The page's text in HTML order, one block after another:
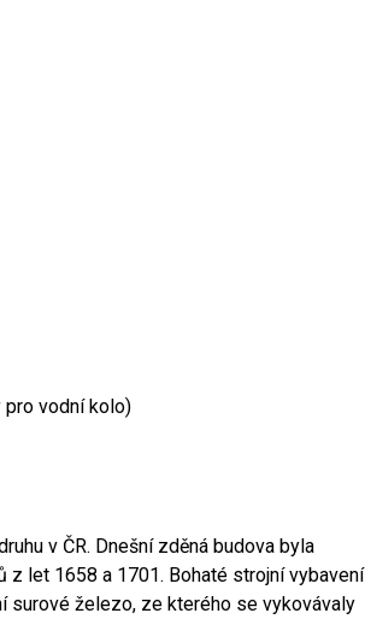
pro vodní kolo)
v ČR. Dnešní zděná budova byla
z let 1658 a 1701. Bohaté strojní vybavení
surové železo, ze kterého se vykovávaly